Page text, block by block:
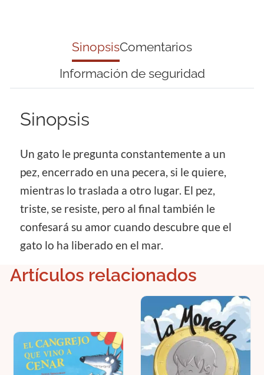
SinopsisComentarios
Información de seguridad
Sinopsis
Un gato le pregunta constantemente a un
pez, encerrado en una pecera, si le quiere,
mientras lo traslada a otro lugar. El pez,
triste, se resiste, pero al final también le
confesará su amor cuando descubre que el
gato lo ha liberado en el mar.
Artículos relacionados